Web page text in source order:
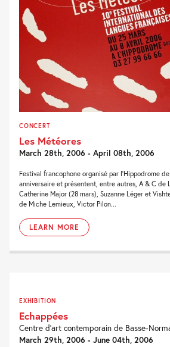
CONCERT
Les Météores
March 28th, 2006 - April 08th, 2006
Festival francophone organisé par l'Hippodrome
anniversaire et présentent, entre autres, A & C de
Catherine Major (28 mars), Suzanne Léger et
de Miche Lemieux, Victor Pilon...
LEARN MORE
EXHIBITION
Echappées
Centre d’art contemporain de Basse-
March 29th, 2006 - June 04th, 2006